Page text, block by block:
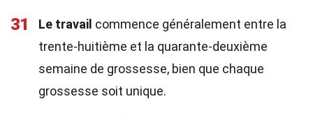
31 Le travail commence généralement entre la
trente-huitième et la quarante-deuxième
semaine de grossesse, bien que chaque
grossesse soit unique.